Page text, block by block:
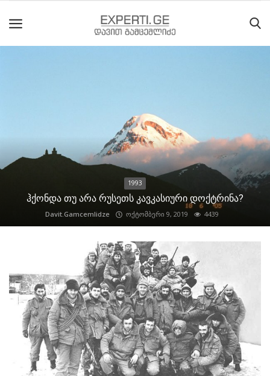
შესახებ
მოძრაობის
ისტორია
1993
ჰქონდა თუ არა რუსეთს კავკასიური დოქტრინა?
Davit.Gamcemlidze ოქტომბერი 9, 2019 4439